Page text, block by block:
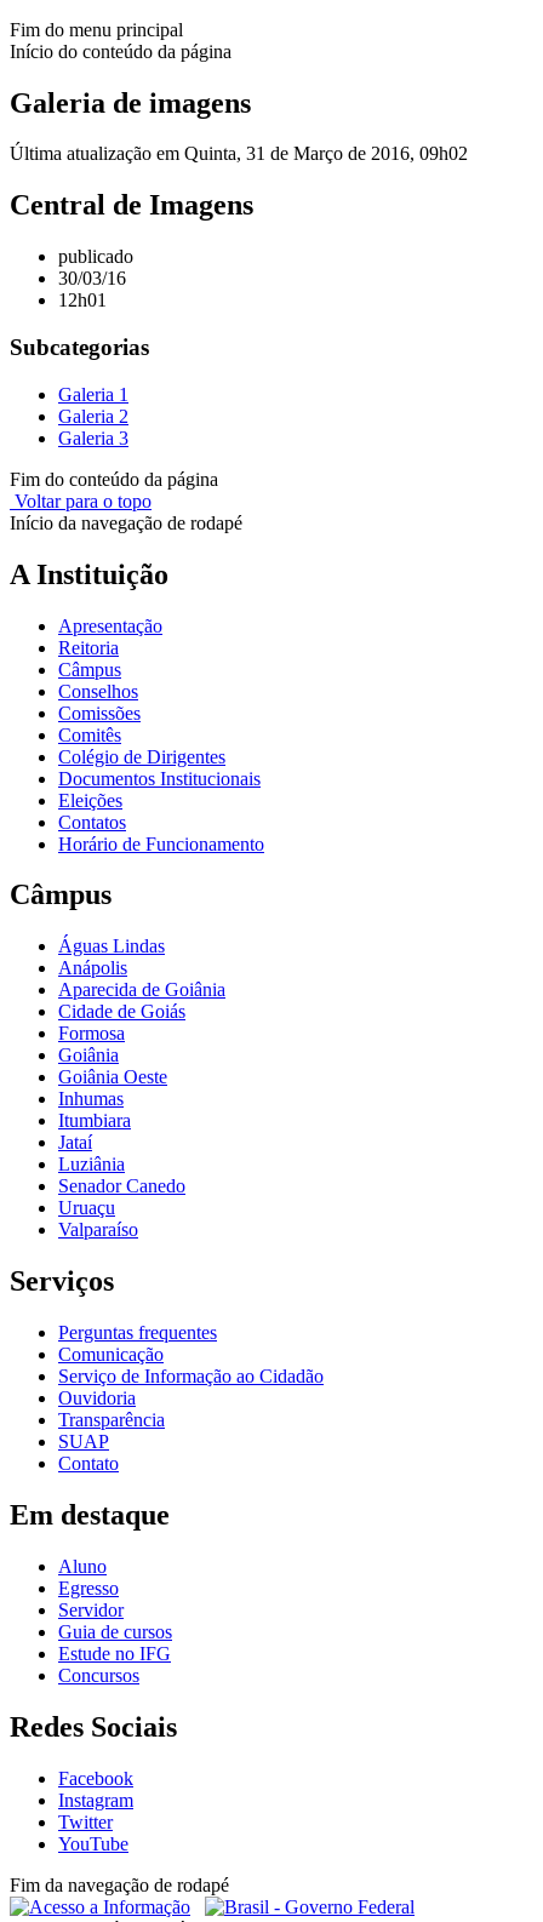
Fim do menu principal
Início do conteúdo da página
Galeria de imagens
Última atualização em Quinta, 31 de Março de 2016, 09h02
Central de Imagens
publicado
30/03/16
12h01
Subcategorias
Galeria 1
Galeria 2
Galeria 3
Fim do conteúdo da página
Voltar para o topo
Início da navegação de rodapé
A Instituição
Apresentação
Reitoria
Câmpus
Conselhos
Comissões
Comitês
Colégio de Dirigentes
Documentos Institucionais
Eleições
Contatos
Horário de Funcionamento
Câmpus
Águas Lindas
Anápolis
Aparecida de Goiânia
Cidade de Goiás
Formosa
Goiânia
Goiânia Oeste
Inhumas
Itumbiara
Jataí
Luziânia
Senador Canedo
Uruaçu
Valparaíso
Serviços
Perguntas frequentes
Comunicação
Serviço de Informação ao Cidadão
Ouvidoria
Transparência
SUAP
Contato
Em destaque
Aluno
Egresso
Servidor
Guia de cursos
Estude no IFG
Concursos
Redes Sociais
Facebook
Instagram
Twitter
YouTube
Fim da navegação de rodapé